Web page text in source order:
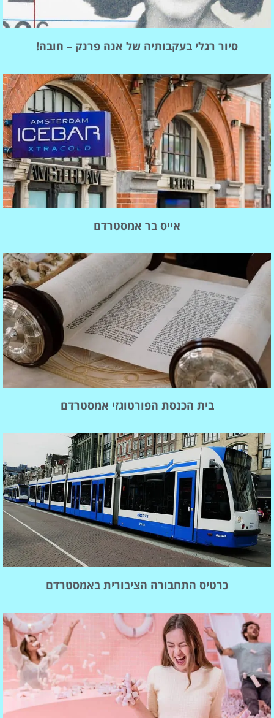
סיור רגלי בעקבותיה של אנה פרנק – חובה!
אייס בר אמסטרדם
בית הכנסת הפורטוגזי אמסטרדם
כרטיס התחבורה הציבורית באמסטרדם